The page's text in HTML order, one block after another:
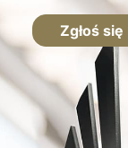
Zgłoś się